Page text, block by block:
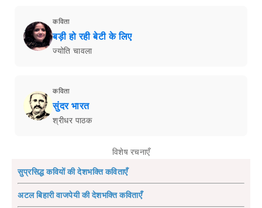
कविता
बड़ी हो रही बेटी के लिए
ज्योति चावला
कविता
सुंदर भारत
श्रीधर पाठक
विशेष रचनाएँ
सुप्रसिद्ध कवियों की देशभक्ति कविताएँ
अटल बिहारी वाजपेयी की देशभक्ति कविताएँ